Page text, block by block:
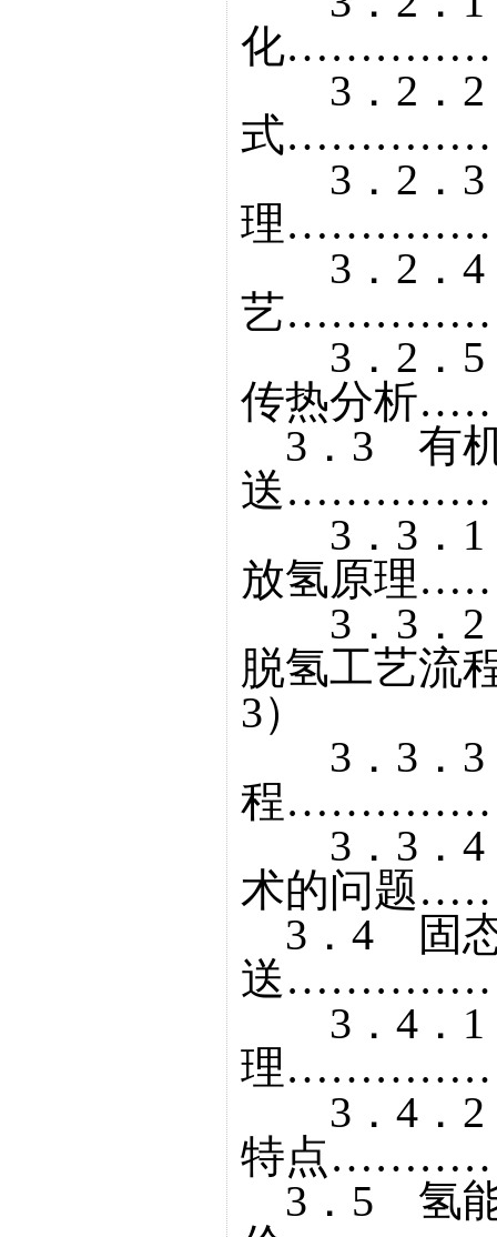
化
3．2．2
式
3．2．3
理
3．2．4
艺
3．2．5
传热分析
3．3 有机
送
3．3．1
放氢原理
3．3．2
脱氢工艺
3）
3．3．3
程
3．3．4
术的问题
3．4 固态
送
3．4．1
理
3．4．2
特点
3．5 氢能